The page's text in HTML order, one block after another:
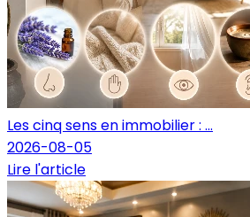
Les cinq sens en immobilier : ...
2026-08-05
Lire l'article